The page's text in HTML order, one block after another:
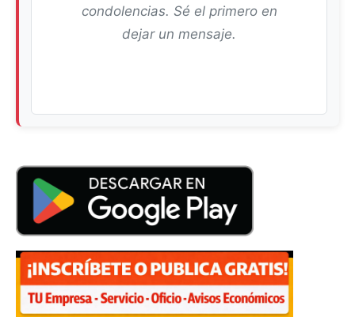
condolencias. Sé el primero en
dejar un mensaje.